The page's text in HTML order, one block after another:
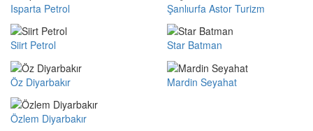
Isparta Petrol Şanlıurfa Astor Turizm
Siirt Petrol Star Batman
Öz Diyarbakır Mardin Seyahat
Özlem Diyarbakır